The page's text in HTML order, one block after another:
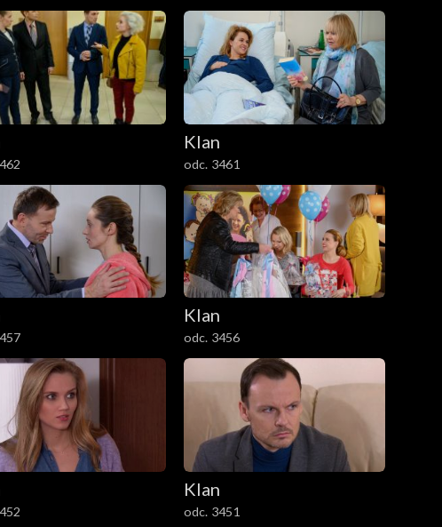
Klan
odc. 3461
Klan
odc. 3456
Klan
odc. 3451